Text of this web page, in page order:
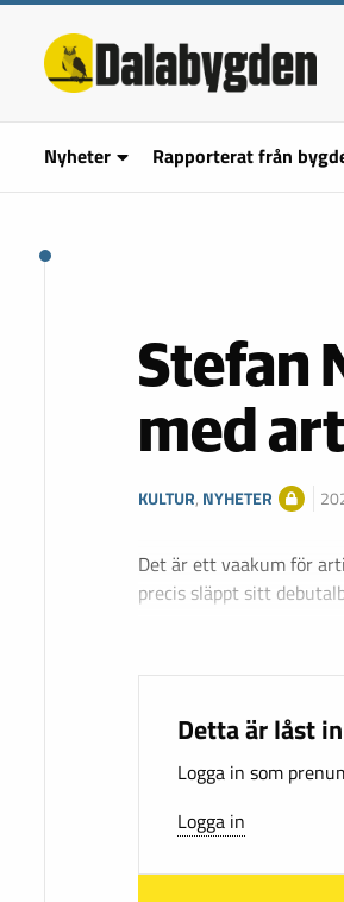
Nyheter Rapporterat från
Stefan
med
KULTUR, NYHETER
Det är ett vaakum för
precis släppt sitt
Detta är låst
Logga in som
Logga in